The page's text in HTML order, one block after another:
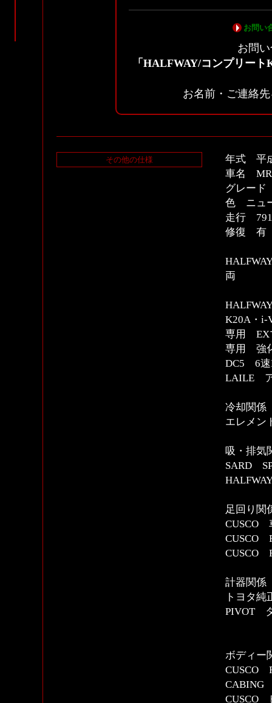
お問い
お問
「HALFWAY/コンプリー
お名前・ご連絡
その他の仕様
年式 平
車名
グレー
色 ニュ
走行
修復
両
K20A・i-
専用 EX
専用 強
DC5 6速
LAILE ア
冷却関係
エレメン
吸・排気
SARD
足回り関
CUSCO
CUSCO
CUSCO
計器関係
トヨタ
PIVOT
ボディー
CUSCO
CABING
CUSCO